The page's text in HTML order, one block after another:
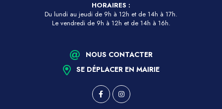
HORAIRES :
Du lundi au jeudi de 9h à 12h et de 14h à 17h.
Le vendredi de 9h à 12h et de 14h à 16h.
NOUS CONTACTER
SE DÉPLACER EN MAIRIE